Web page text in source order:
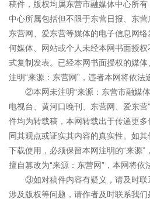
稿件，版权均属东营市融媒体中心所
中心所属包括但不限于东营日报、东营
东营网、爱东营等媒体的电子信息网
何媒体、网站或个人未经本网书面授
式复制发表。已经本网书面授权的媒
注明“来源：东营网”，违者本网将依法
②本网未注明“来源：东营市融媒
电视台、黄河口晚刊、东营网、爱东
件均为转载稿，本网转载出于传递更
同其观点或证实其内容的真实性。如
下载使用，必须保留本网注明的“来源
擅自篡改为“来源：东营网”，本网将依
③如对稿件内容有疑义，请及时联
涉及版权等问题，请作者及时联系我们